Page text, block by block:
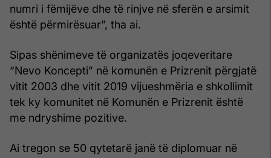
numri i fëmijëve dhe të rinjve në sferën e arsimit
është përmirësuar”, tha ai.
Sipas shënimeve të organizatës joqeveritare
“Nevo Koncepti” në komunën e Prizrenit përgjatë
vitit 2003 dhe vitit 2019 vijueshmëria e shkollimit
tek ky komunitet në Komunën e Prizrenit është
me ndryshime pozitive.
Ai tregon se 50 qytetarë janë të diplomuar në